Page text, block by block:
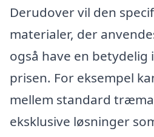
Derudover vil den
materialer, der
også have en betydelig
prisen. For eksempel
mellem standard
eksklusive løsninger